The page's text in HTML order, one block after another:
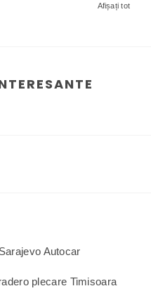
Afișați tot
Autocar
plecare Timisoara